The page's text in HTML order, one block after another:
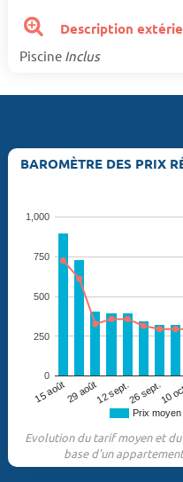
Description
Piscine Inclus
BAROMÈTRE DES PRIX
Prix moyen
15 août29 août12 sept.26 sept.10
0
250
500
750
1,000
Evolution du tarif moyen et
base d'un